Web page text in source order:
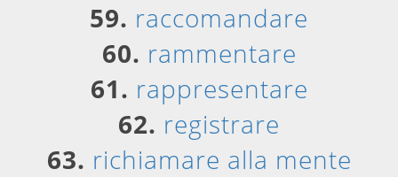
59. raccomandare
60. rammentare
61. rappresentare
62. registrare
63. richiamare alla mente